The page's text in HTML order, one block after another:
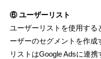
⑥ ユーザーリスト
ユーザーリストを使用する
ーザーのセグメントを作成
リストはGoogle Adsに連